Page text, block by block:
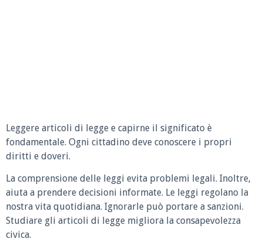
Leggere articoli di legge e capirne il significato è
fondamentale. Ogni cittadino deve conoscere i propri
diritti e doveri.
La comprensione delle leggi evita problemi legali. Inoltre,
aiuta a prendere decisioni informate. Le leggi regolano la
nostra vita quotidiana. Ignorarle può portare a sanzioni.
Studiare gli articoli di legge migliora la consapevolezza
civica.